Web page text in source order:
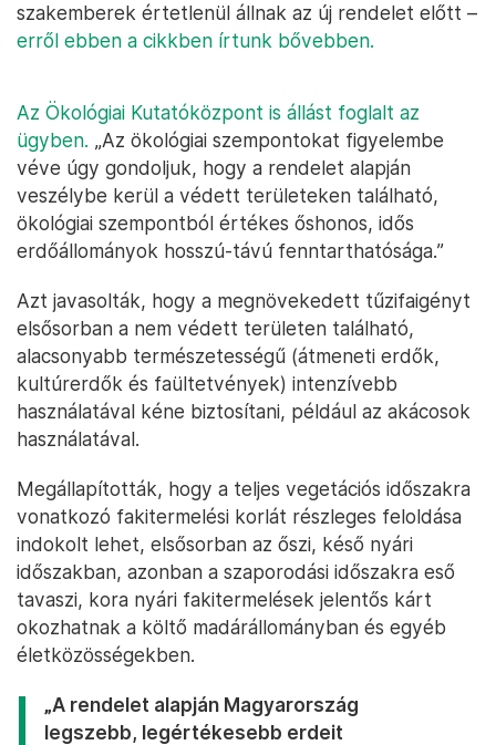
szakemberek értetlenül állnak az új rendelet előtt –
erről ebben a cikkben írtunk bővebben.
Az Ökológiai Kutatóközpont is állást foglalt az
ügyben. „Az ökológiai szempontokat figyelembe
véve úgy gondoljuk, hogy a rendelet alapján
veszélybe kerül a védett területeken található,
ökológiai szempontból értékes őshonos, idős
erdőállományok hosszú-távú fenntarthatósága.”
Azt javasolták, hogy a megnövekedett tűzifaigényt
elsősorban a nem védett területen található,
alacsonyabb természetességű (átmeneti erdők,
kultúrerdők és faültetvények) intenzívebb
használatával kéne biztosítani, például az akácosok
használatával.
Megállapították, hogy a teljes vegetációs időszakra
vonatkozó fakitermelési korlát részleges feloldása
indokolt lehet, elsősorban az őszi, késő nyári
időszakban, azonban a szaporodási időszakra eső
tavaszi, kora nyári fakitermelések jelentős kárt
okozhatnak a költő madárállományban és egyéb
életközösségekben.
„A rendelet alapján Magyarország
legszebb, legértékesebb erdeit